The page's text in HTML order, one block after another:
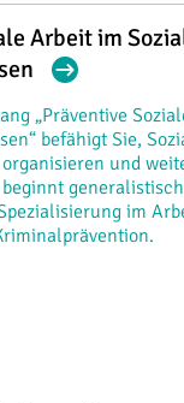
Arbeit im
„Präventive
befähigt Sie,
und
im